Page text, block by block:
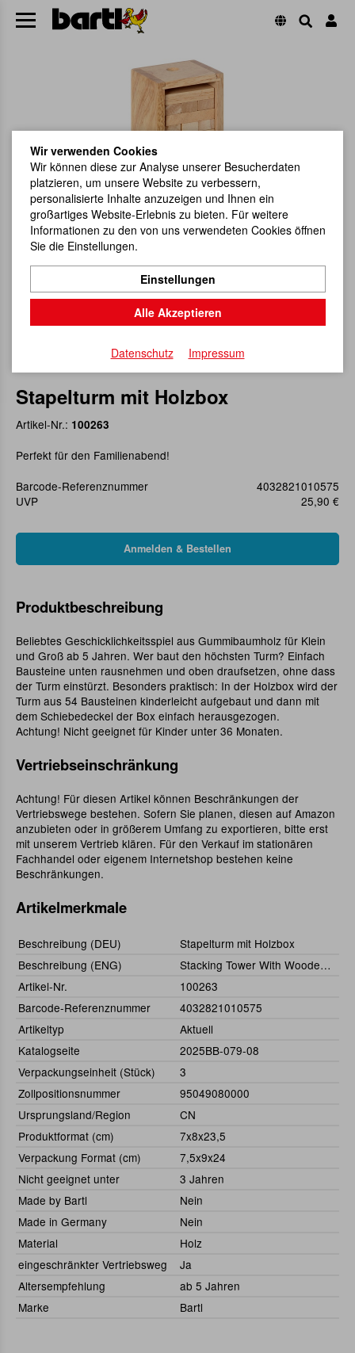
Stapelturm mit Holzbox
Artikel-Nr.: 100263
Perfekt für den Familienabend!
Barcode-Referenznummer
4032821010575
UVP
25,90 €
Produktbeschreibung
Beliebtes Geschicklichkeitsspiel aus Gummibaumholz für Klein
und Groß ab 5 Jahren. Wer baut den höchsten Turm? Einfach
Bausteine unten rausnehmen und oben draufsetzen, ohne dass
der Turm einstürzt. Besonders praktisch: In der Holzbox wird der
Turm aus 54 Bausteinen kinderleicht aufgebaut und dann mit
dem Schiebedeckel der Box einfach herausgezogen.
Achtung! Nicht geeignet für Kinder unter 36 Monaten.
Vertriebseinschränkung
Achtung! Für diesen Artikel können Beschränkungen der
Vertriebswege bestehen. Sofern Sie planen, diesen auf Amazon
anzubieten oder in größerem Umfang zu exportieren, bitte erst
mit unserem Vertrieb klären. Für den Verkauf im stationären
Fachhandel oder eigenem Internetshop bestehen keine
Beschränkungen.
Artikelmerkmale
Beschreibung (DEU)
Stapelturm mit Holzbox
Beschreibung (ENG)
Stacking Tower With Wooden Box
Artikel-Nr.
100263
Barcode-Referenznummer
4032821010575
Artikeltyp
Aktuell
Katalogseite
2025BB-079-08
Verpackungseinheit (Stück)
3
Zollpositionsnummer
95049080000
Ursprungsland/Region
CN
Produktformat (cm)
7x8x23,5
Verpackung Format (cm)
7,5x9x24
Nicht geeignet unter
3 Jahren
Made by Bartl
Nein
Made in Germany
Nein
Material
Holz
eingeschränkter Vertriebsweg
Ja
Altersempfehlung
ab 5 Jahren
Marke
Bartl
Wir verwenden Cookies
Wir können diese zur Analyse unserer Besucherdaten
platzieren, um unsere Website zu verbessern,
personalisierte Inhalte anzuzeigen und Ihnen ein
großartiges Website-Erlebnis zu bieten. Für weitere
Informationen zu den von uns verwendeten Cookies öffnen
Sie die Einstellungen.
Einstellungen
Alle Akzeptieren
Datenschutz Impressum